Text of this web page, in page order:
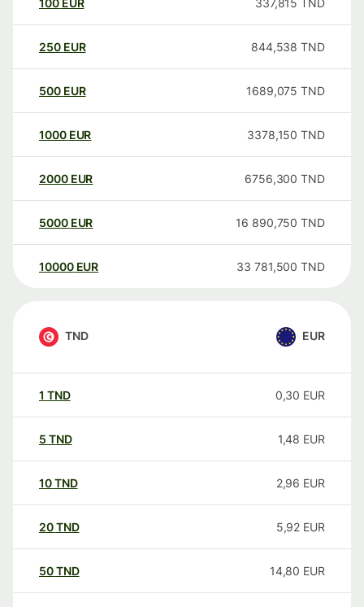
100 EUR 337,815 TND
250 EUR 844,538 TND
500 EUR 1689,075 TND
1000 EUR 3378,150 TND
2000 EUR 6756,300 TND
5000 EUR 16 890,750 TND
10000 EUR 33 781,500 TND
TND EUR
1 TND 0,30 EUR
5 TND 1,48 EUR
10TND 2,96 EUR
20TND 5,92 EUR
50TND 14,80 EUR